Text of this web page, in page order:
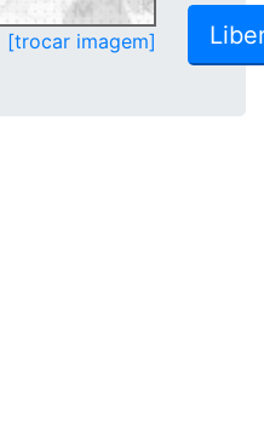
[trocar imagem]